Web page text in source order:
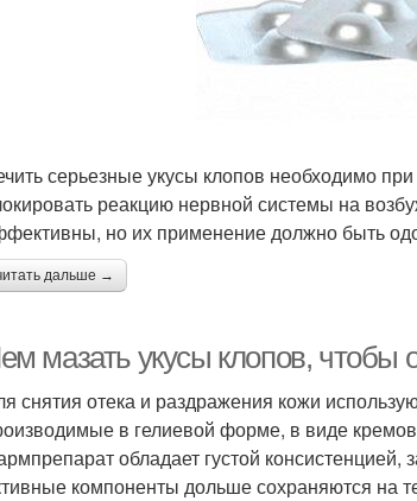
серьезные укусы клопов необходимо
реакцию нервной системы на
но их применение должно быть
дальше →
мазать укусы клопов, чтобы
снятия отека и раздражения кожи
в гелиевой форме, в виде
обладает густой
компоненты дольше сохраняются на